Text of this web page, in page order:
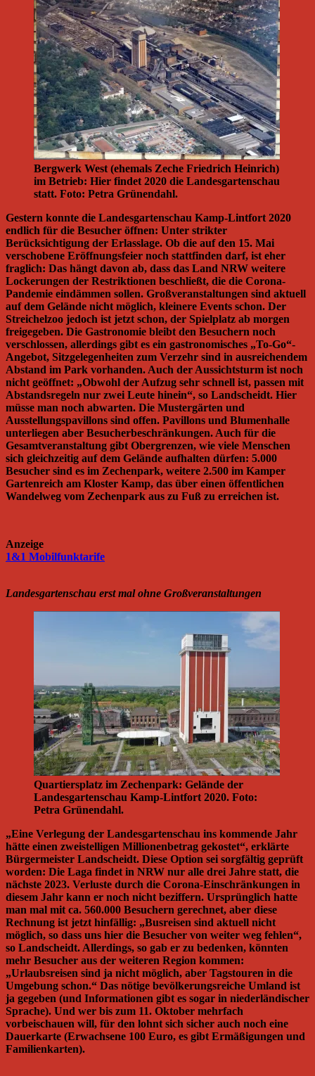
Bergwerk West (ehemals Zeche Friedrich Heinrich)
im Betrieb: Hier findet 2020 die Landesgartenschau
statt. Foto: Petra Grünendahl.
Gestern konnte die Landesgartenschau Kamp-Lintfort 2020
endlich für die Besucher öffnen: Unter strikter
Berücksichtigung der Erlasslage. Ob die auf den 15. Mai
verschobene Eröffnungsfeier noch stattfinden darf, ist eher
fraglich: Das hängt davon ab, dass das Land NRW weitere
Lockerungen der Restriktionen beschließt, die die Corona-
Pandemie eindämmen sollen. Großveranstaltungen sind aktuell
auf dem Gelände nicht möglich, kleinere Events schon. Der
Streichelzoo jedoch ist jetzt schon, der Spielplatz ab morgen
freigegeben. Die Gastronomie bleibt den Besuchern noch
verschlossen, allerdings gibt es ein gastronomisches „To-Go“-
Angebot, Sitzgelegenheiten zum Verzehr sind in ausreichendem
Abstand im Park vorhanden. Auch der Aussichtsturm ist noch
nicht geöffnet: „Obwohl der Aufzug sehr schnell ist, passen mit
Abstandsregeln nur zwei Leute hinein“, so Landscheidt. Hier
müsse man noch abwarten. Die Mustergärten und
Ausstellungspavillons sind offen. Pavillons und Blumenhalle
unterliegen aber Besucherbeschränkungen. Auch für die
Gesamtveranstaltung gibt Obergrenzen, wie viele Menschen
sich gleichzeitig auf dem Gelände aufhalten dürfen: 5.000
Besucher sind es im Zechenpark, weitere 2.500 im Kamper
Gartenreich am Kloster Kamp, das über einen öffentlichen
Wandelweg vom Zechenpark aus zu Fuß zu erreichen ist.
Anzeige
1&1 Mobilfunktarife
Landesgartenschau erst mal ohne Großveranstaltungen
Quartiersplatz im Zechenpark: Gelände der
Landesgartenschau Kamp-Lintfort 2020. Foto:
Petra Grünendahl.
„Eine Verlegung der Landesgartenschau ins kommende Jahr
hätte einen zweistelligen Millionenbetrag gekostet“, erklärte
Bürgermeister Landscheidt. Diese Option sei sorgfältig geprüft
worden: Die Laga findet in NRW nur alle drei Jahre statt, die
nächste 2023. Verluste durch die Corona-Einschränkungen in
diesem Jahr kann er noch nicht beziffern. Ursprünglich hatte
man mal mit ca. 560.000 Besuchern gerechnet, aber diese
Rechnung ist jetzt hinfällig: „Busreisen sind aktuell nicht
möglich, so dass uns hier die Besucher von weiter weg fehlen“,
so Landscheidt. Allerdings, so gab er zu bedenken, könnten
mehr Besucher aus der weiteren Region kommen:
„Urlaubsreisen sind ja nicht möglich, aber Tagstouren in die
Umgebung schon.“ Das nötige bevölkerungsreiche Umland ist
ja gegeben (und Informationen gibt es sogar in niederländischer
Sprache). Und wer bis zum 11. Oktober mehrfach
vorbeischauen will, für den lohnt sich sicher auch noch eine
Dauerkarte (Erwachsene 100 Euro, es gibt Ermäßigungen und
Familienkarten).